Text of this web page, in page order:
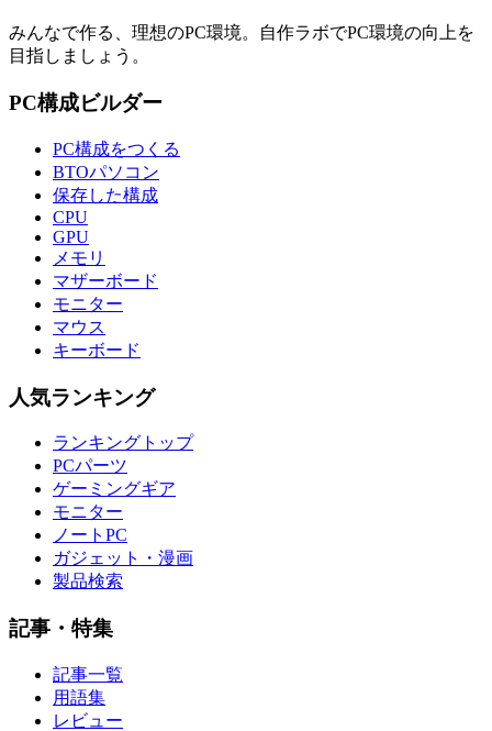
みんなで作る、理想のPC環境。 自作ラボでPC環境の向上を
目指しましょう。
PC構成ビルダー
PC構成をつくる
BTOパソコン
保存した構成
CPU
GPU
メモリ
マザーボード
モニター
マウス
キーボード
人気ランキング
ランキングトップ
PCパーツ
ゲーミングギア
モニター
ノートPC
ガジェット・漫画
製品検索
記事・特集
記事一覧
用語集
レビュー